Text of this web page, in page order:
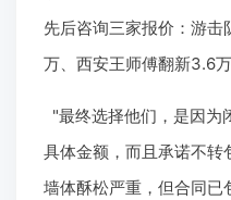
先后咨询三家报价：游
万、西安王师傅翻新3.6万
"最终选择他们，是因为
具体金额，而且承诺不
墙体酥松严重，但合同已